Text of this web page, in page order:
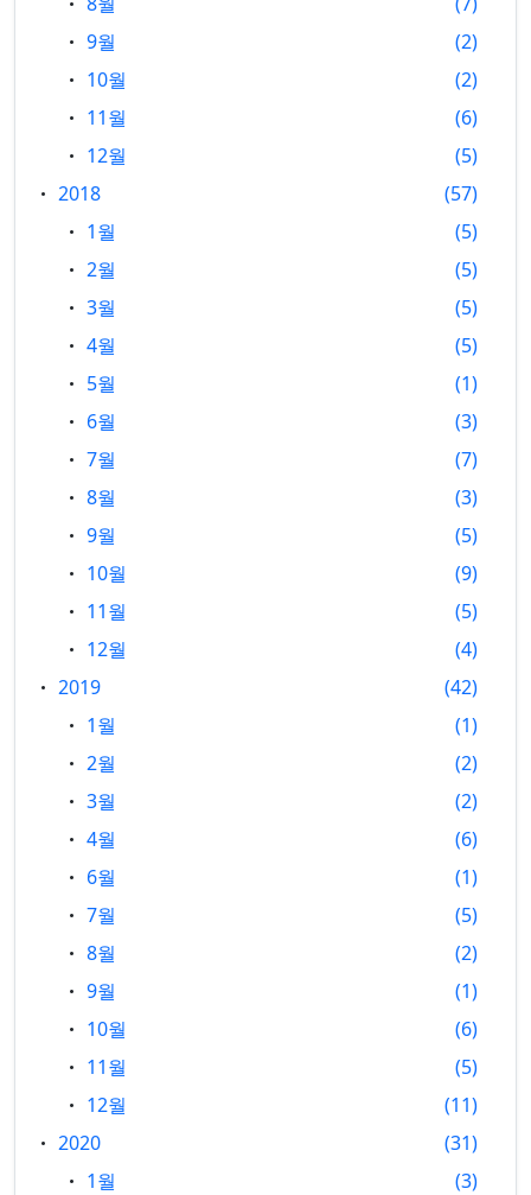
9월
2
10월
2
11월
6
12월
5
2018
57
1월
5
2월
5
3월
5
4월
5
5월
1
6월
3
7월
7
8월
3
9월
5
10월
9
11월
5
12월
4
2019
42
1월
1
2월
2
3월
2
4월
6
6월
1
7월
5
8월
2
9월
1
10월
6
11월
5
12월
11
2020
31
1월
3